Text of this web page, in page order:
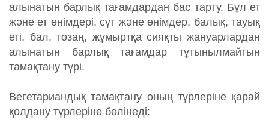
алынатын барлық тағамдардан бас тарту. Бұл ет
және ет өнімдері, сүт және өнімдер, балық, тауық
еті, бал, тозаң, жұмыртқа сияқты жануарлардан
алынатын барлық тағамдар тұтынылмайтын
тамақтану түрі.
Вегетариандық тамақтану оның түрлеріне қарай
қолдану түрлеріне бөлінеді: